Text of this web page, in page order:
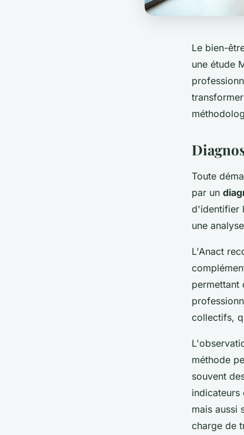
Le bien-
une étude
Toute
par un
d'identifier
une
L'Anact
permettant
collectifs,
méthode
souvent
indicateurs
mais aussi
charge de